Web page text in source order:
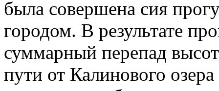
была совершена сия
городом. В результате
суммарный перепад
пути от Калинового